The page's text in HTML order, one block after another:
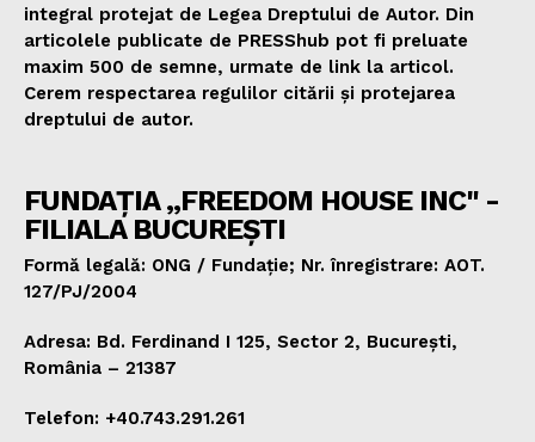
integral protejat de Legea Dreptului de Autor. Din
articolele publicate de PRESShub pot fi preluate
maxim 500 de semne, urmate de link la articol.
Cerem respectarea regulilor citării și protejarea
dreptului de autor.
FUNDAȚIA „FREEDOM HOUSE INC" -
FILIALA BUCUREȘTI
Formă legală: ONG / Fundație; Nr. înregistrare: AOT.
127/PJ/2004
Adresa: Bd. Ferdinand I 125, Sector 2, București,
România – 21387
Telefon: +40.743.291.261